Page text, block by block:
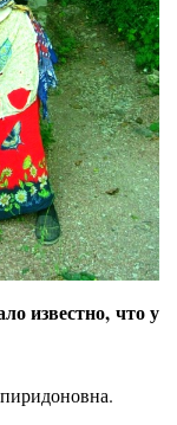
известно, что у